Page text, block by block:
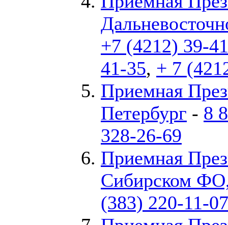
+7 (4212) 39-
41-35, + 7
Приемная
Петербург - 8
328-26-69
Приемная
Сибирском
(383) 220-11-07